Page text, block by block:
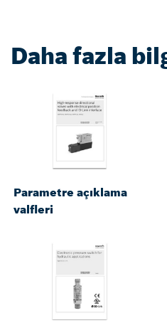
Daha fazla
Parametre açıklama
valfleri